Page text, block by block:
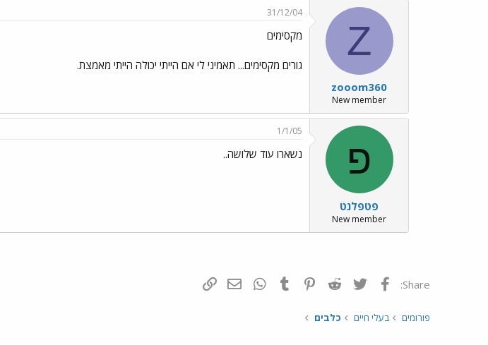
Z
zooom360
New member
31/12/04
מקסימים
גורים מקסימים... תאמיני לי אם הייתי יכולה הייתי מאמצת.
פ
פטפלנט
New member
1/1/05
נשארו עוד שלושה..
Share: פייסבוק Twitter
Reddit
Pinterest
Tumblr
WhatsAppדואר אלקטרוני
פורומים בעלי חיים כלבים